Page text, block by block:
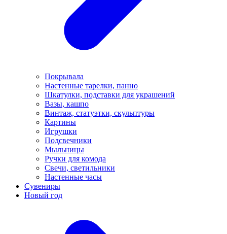
Покрывала
Настенные тарелки, панно
Шкатулки, подставки для украшений
Вазы, кашпо
Винтаж, статуэтки, скульптуры
Картины
Игрушки
Подсвечники
Мыльницы
Ручки для комода
Свечи, светильники
Настенные часы
Сувениры
Новый год